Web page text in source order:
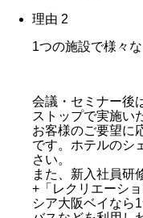
理由 2
1つの施設で様々
会議・セミナー後
ストップで実施い
お客様のご要望に
です。ホテルのシ
さい。
また、新入社員研
+「レクリエーシ
シア大阪ベイなら